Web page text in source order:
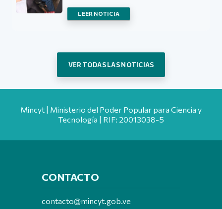
LEER NOTICIA
VER TODAS LAS NOTICIAS
Mincyt | Ministerio del Poder Popular para Ciencia y
Tecnología | RIF: 20013038-5
CONTACTO
contacto@mincyt.gob.ve